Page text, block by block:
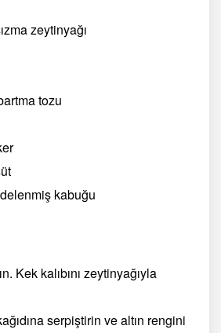
zeytinyağı
tozu
kabuğu
Kek kalıbını zeytinyağıyla
serpiştirin ve altın rengini